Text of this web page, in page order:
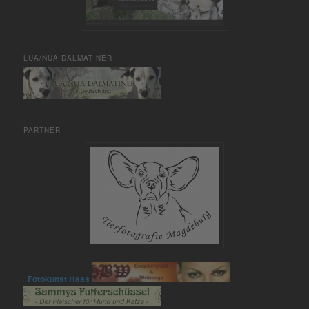
LUA/NUA DALMATINER
PARTNER
Fotokunst Haas